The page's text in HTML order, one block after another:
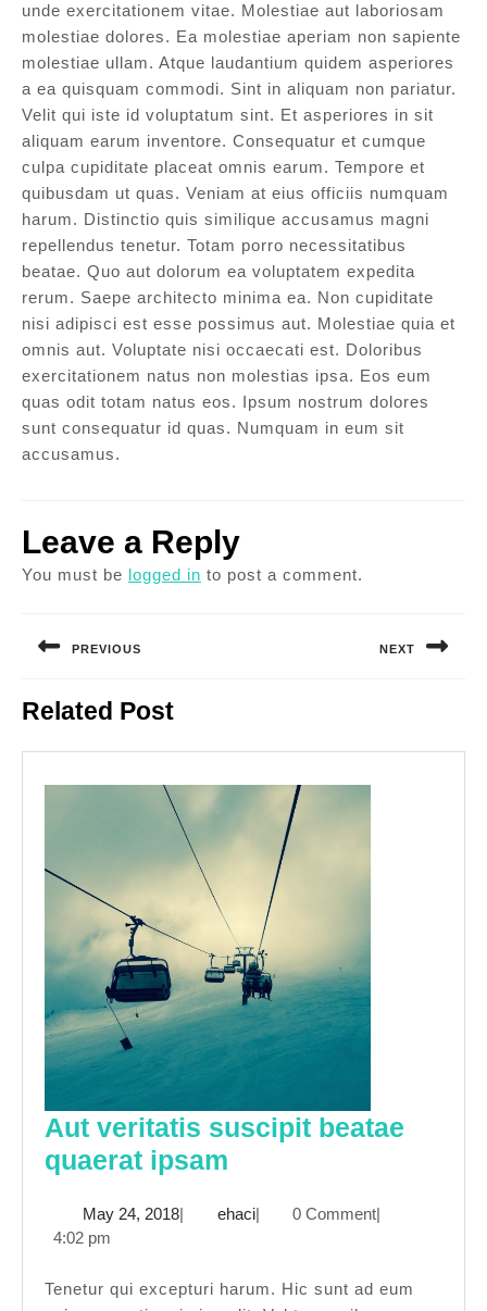
unde exercitationem vitae. Molestiae aut laboriosam
molestiae dolores. Ea molestiae aperiam non sapiente
molestiae ullam. Atque laudantium quidem asperiores
a ea quisquam commodi. Sint in aliquam non pariatur.
Velit qui iste id voluptatum sint. Et asperiores in sit
aliquam earum inventore. Consequatur et cumque
culpa cupiditate placeat omnis earum. Tempore et
quibusdam ut quas. Veniam at eius officiis numquam
harum. Distinctio quis similique accusamus magni
repellendus tenetur. Totam porro necessitatibus
beatae. Quo aut dolorum ea voluptatem expedita
rerum. Saepe architecto minima ea. Non cupiditate
nisi adipisci est esse possimus aut. Molestiae quia et
omnis aut. Voluptate nisi occaecati est. Doloribus
exercitationem natus non molestias ipsa. Eos eum
quas odit totam natus eos. Ipsum nostrum dolores
sunt consequatur id quas. Numquam in eum sit
accusamus.
Leave a Reply
You must be logged in to post a comment.
navigation
PREVIOUS
post:
NEXT
Related Post
Aut veritatis suscipit beatae
quaerat ipsam
suscipit
quaerat
May 24, 2018May
| ehaciehaci
| 0 Comment|
4:02 pm
Tenetur qui excepturi harum. Hic sunt ad eum